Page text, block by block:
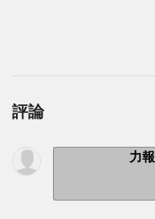
評論
力